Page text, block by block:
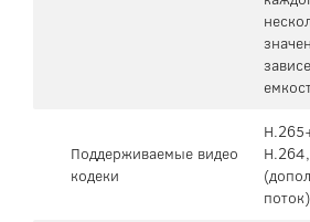
Поддерживаемые видео
кодеки
поток)